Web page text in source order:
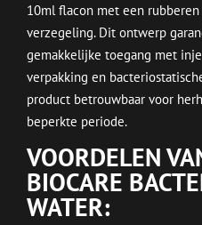
10ml flacon met een
verzegeling. Dit ontwerp
gemakkelijke toegang met
verpakking en
product betrouwbaar voor
beperkte periode.
VOORDELEN
BIOCARE
WATER: